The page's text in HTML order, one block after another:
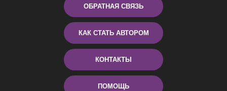
ОБРАТНАЯ СВЯЗЬ
КАК СТАТЬ АВТОРОМ
КОНТАКТЫ
ПОМОЩЬ